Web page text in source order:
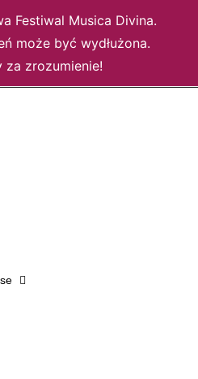
Festiwal Musica Divina.
może być wydłużona.
za zrozumienie!
O